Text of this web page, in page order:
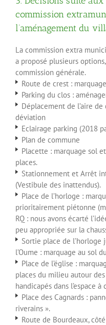
commission
l’aménagement du
La commission extra
a proposé plusieurs
commission générale.
Route de crest :
Parking du clos :
Déplacement de l’aire
déviation
Eclairage parking (2018
Plan de commune
Placette : marquage sol
places.
Stationnement et Arrêt
(Vestibule des inattendus).
Place de l’horloge :
prioritairement piétonne
RQ : nous avons écarté
peu appropriée sur la
Sortie place de l’horloge
l’Oume : marquage au sol
Place de l’église :
places du milieu autour
handicapés dans l’espace à
Place des Cagnards :
riverains ».
Route de Bourdeaux,